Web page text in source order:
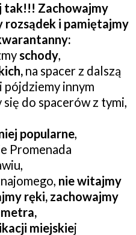
tak!!! Zachowajmy
i pamiętajmy
schody,
na spacer z dalszą
pójdziemy innym
do spacerów z tymi,
popularne,
Promenada
nie witajmy
ręki, zachowajmy
metra,
miejskiej